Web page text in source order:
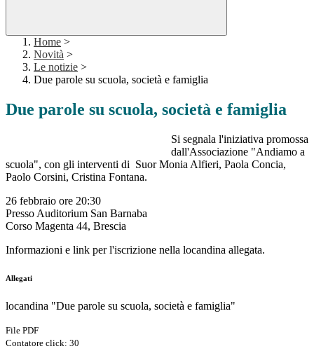
Home >
Novità >
Le notizie >
Due parole su scuola, società e famiglia
Due parole su scuola, società e famiglia
Si segnala l'iniziativa promossa
dall'Associazione "Andiamo a
scuola", con gli interventi di Suor Monia Alfieri, Paola Concia,
Paolo Corsini, Cristina Fontana.
26 febbraio ore 20:30
Presso Auditorium San Barnaba
Corso Magenta 44, Brescia
Informazioni e link per l'iscrizione nella locandina allegata.
Allegati
locandina "Due parole su scuola, società e famiglia"
File PDF
Contatore click: 30